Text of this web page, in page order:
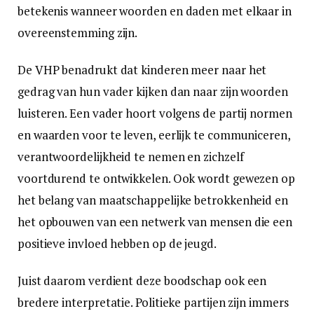
betekenis wanneer woorden en daden met elkaar in
overeenstemming zijn.
De VHP benadrukt dat kinderen meer naar het
gedrag van hun vader kijken dan naar zijn woorden
luisteren. Een vader hoort volgens de partij normen
en waarden voor te leven, eerlijk te communiceren,
verantwoordelijkheid te nemen en zichzelf
voortdurend te ontwikkelen. Ook wordt gewezen op
het belang van maatschappelijke betrokkenheid en
het opbouwen van een netwerk van mensen die een
positieve invloed hebben op de jeugd.
Juist daarom verdient deze boodschap ook een
bredere interpretatie. Politieke partijen zijn immers